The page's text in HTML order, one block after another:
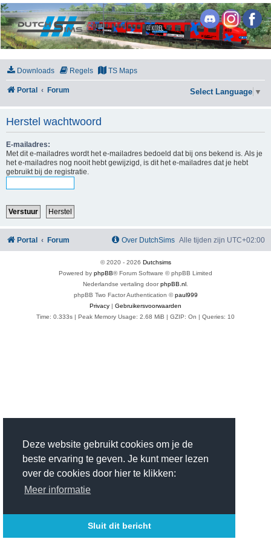
Deze website gebruikt cookies om je de
beste ervaring te geven. Je kunt meer lezen
over de cookies door hier te klikken:
Meer informatie
Sluit dit bericht
DutchSims
Downloads Regels TS Maps
Portal Forum Select Language ▼
Herstel wachtwoord
E-mailadres:
Met dit e-mailadres wordt het e-mailadres bedoeld dat bij ons bekend is. Als je
het e-mailadres nog nooit hebt gewijzigd, is dit het e-mailadres dat je hebt
gebruikt bij de registratie.
Portal Forum Alle tijden zijn UTC+02:00
Over DutchSims
© 2020 - 2026 Dutchsims
Powered by phpBB® Forum Software © phpBB Limited
Nederlandse vertaling doorphpBB.nl
phpBB Two Factor Authentication ©paul999
Privacy | Gebruikersvoorwaarden
Time: 0.333s | Peak Memory Usage: 2.68 MiB | GZIP: On | Queries: 10